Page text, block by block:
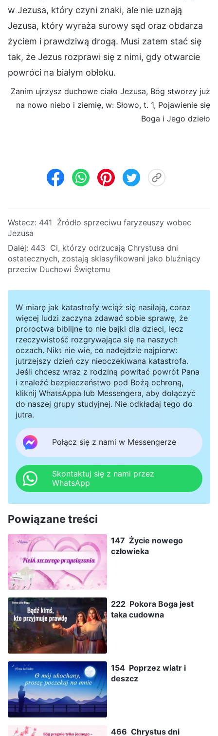
w Jezusa, który czyni znaki, ale nie uznają
Jezusa, który wyraża surowy sąd oraz obdarza
życiem i prawdziwą drogą. Musi zatem stać się
tak, że Jezus rozprawi się z nimi, gdy otwarcie
powróci na białym obłoku.
Zanim ujrzysz duchowe ciało Jezusa, Bóg stworzy już
na nowo niebo i ziemię, w: Słowo, t. 1, Pojawienie się
Boga i Jego dzieło
Wstecz: 441 Źródło sprzeciwu faryzeuszy wobec
Jezusa
Dalej: 443 Ci, którzy odrzucają Chrystusa dni
ostatecznych, zostają sklasyfikowani jako bluźniący
przeciw Duchowi Świętemu
W miarę jak katastrofy wciąż się nasilają, coraz
więcej ludzi zaczyna zdawać sobie sprawę, że
proroctwa biblijne to nie bajki dla dzieci, lecz
rzeczywistość rozgrywająca się na naszych
oczach. Nikt nie wie, co nadejdzie najpierw:
jutrzejszy dzień czy nieoczekiwana katastrofa.
Jeśli chcesz wraz z rodziną powitać powrót Pana
i znaleźć bezpieczeństwo pod Bożą ochroną,
kliknij WhatsAppa lub Messengera, aby dołączyć
do naszej grupy studyjnej. Nie odkładaj tego do
jutra.
Połącz się z nami w Messengerze
Skontaktuj się z nami przez
WhatsApp
Powiązane treści
147 Życie nowego
człowieka
222 Pokora Boga jest
taka cudowna
154 Poprzez wiatr i
deszcz
466 Chrystus dni